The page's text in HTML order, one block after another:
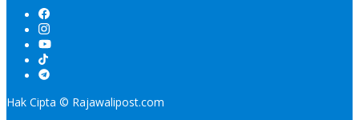
Hak Cipta © Rajawalipost.com